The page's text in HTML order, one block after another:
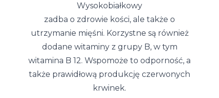
Wysokobiałkowy
zadba o zdrowie kości, ale także o
utrzymanie mięśni. Korzystne są również
dodane witaminy z grupy B, w tym
witamina B 12. Wspomoże to odporność, a
także prawidłową produkcję czerwonych
krwinek.